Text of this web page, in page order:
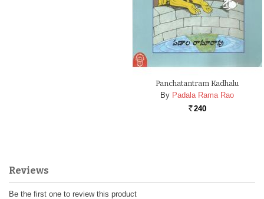
Panchatantram Kadhalu
By Padala Rama Rao
Rs. 240
Reviews
Be the first one to review this product